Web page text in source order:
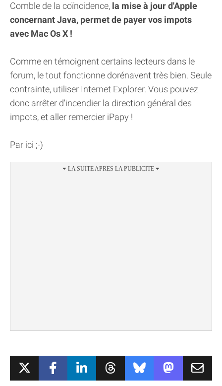
Comble de la coïncidence, la mise à jour d'Apple
concernant Java, permet de payer vos impots
avec Mac Os X !
Comme en témoignent certains lecteurs dans le
forum, le tout fonctionne dorénavent très bien. Seule
contrainte, utiliser Internet Explorer. Vous pouvez
donc arrêter d'incendier la direction général des
impots, et aller remercier iPapy !
Par ici ;-)